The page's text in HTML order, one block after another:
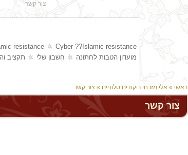
צור קשר
Cyber ??Islamic resistance
resistance
מועדון הטבות לחתונה
חשבון שלי תקציב
ראשי » אלי מזרחי ריקודים סלוניים » צור קשר
צור קשר